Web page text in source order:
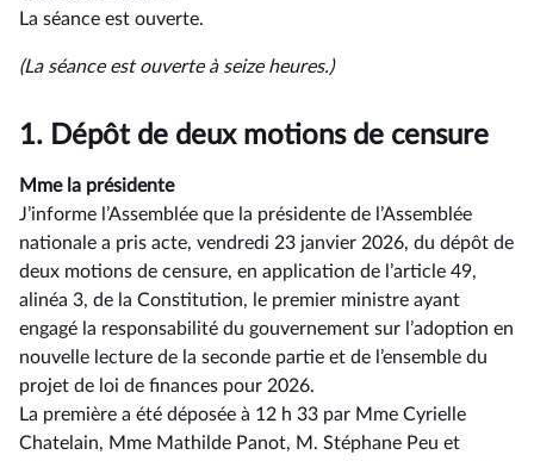
La séance est ouverte.
(La séance est ouverte à seize heures.)
1. Dépôt de deux motions de censure
Mme la présidente
J’informe l’Assemblée que la présidente de l’Assemblée
nationale a pris acte, vendredi 23 janvier 2026, du dépôt de
deux motions de censure, en application de l’article 49,
alinéa 3, de la Constitution, le premier ministre ayant
engagé la responsabilité du gouvernement sur l’adoption en
nouvelle lecture de la seconde partie et de l’ensemble du
projet de loi de finances pour 2026.
La première a été déposée à 12 h 33 par Mme Cyrielle
Chatelain, Mme Mathilde Panot, M. Stéphane Peu et